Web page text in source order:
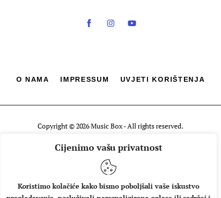
Cijenimo vašu privatnost
Koristimo kolačiće kako bismo poboljšali vaše iskustvo
O NAMA IMPRESSUM UVJETI KORIŠTENJA
Copyright © 2026 Music Box - All rights reserved.